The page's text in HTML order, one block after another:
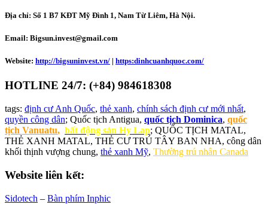
Địa chỉ: Số 1 B7 KĐT Mỹ Đình 1, Nam Từ Liêm, Hà Nội.
Email: Bigsun.invest@gmail.com
Website: http://bigsuninvest.vn/ | https:dinhcuanhquoc.com/
HOTLINE 24/7: (+84) 984618308
tags: định cư Anh Quốc, thẻ xanh, chính sách định cư mới nhất,
quyền công dân; Quốc tịch Antigua, quốc tịch Dominica, quốc
tịch Vanuatu, bất động sản Hy Lap; QUỐC TỊCH MATAL,
THẺ XANH MATAL, THẺ CƯ TRÚ TÂY BAN NHA, công dân
khối thịnh vượng chung, thẻ xanh Mỹ, Thường trú nhân Canada
Website liên kết:
Sidotech – Bàn phím Inphic